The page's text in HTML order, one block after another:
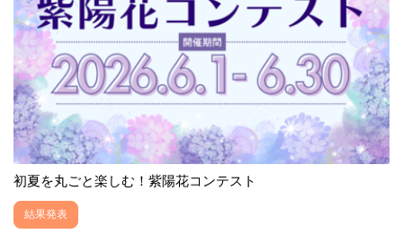
初夏を丸ごと楽しむ！紫陽花コンテスト
結果発表